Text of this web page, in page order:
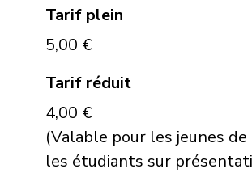
Tarif plein
5,00 €
Tarif réduit
4,00 €
(Valable pour les jeunes de
les étudiants sur